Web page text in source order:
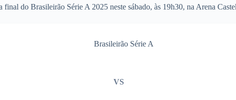
do Brasileirão Série A 2025 neste sábado, às 19h30, na Arena
Brasileirão Série A
VS